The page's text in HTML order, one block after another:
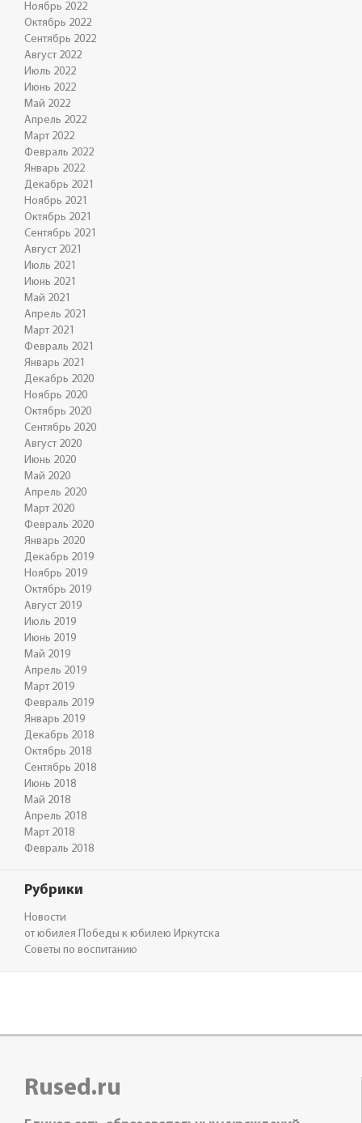
Ноябрь 2022
Октябрь 2022
Сентябрь 2022
Август 2022
Июль 2022
Июнь 2022
Май 2022
Апрель 2022
Март 2022
Февраль 2022
Январь 2022
Декабрь 2021
Ноябрь 2021
Октябрь 2021
Сентябрь 2021
Август 2021
Июль 2021
Июнь 2021
Май 2021
Апрель 2021
Март 2021
Февраль 2021
Январь 2021
Декабрь 2020
Ноябрь 2020
Октябрь 2020
Сентябрь 2020
Август 2020
Июнь 2020
Май 2020
Апрель 2020
Март 2020
Февраль 2020
Январь 2020
Декабрь 2019
Ноябрь 2019
Октябрь 2019
Август 2019
Июль 2019
Июнь 2019
Май 2019
Апрель 2019
Март 2019
Февраль 2019
Январь 2019
Декабрь 2018
Октябрь 2018
Сентябрь 2018
Июнь 2018
Май 2018
Апрель 2018
Март 2018
Февраль 2018
Рубрики
Новости
от юбилея Победы к юбилею Иркутска
Советы по воспитанию
Rused.ru